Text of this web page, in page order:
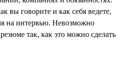
вы говорите и как себя ведете,
на интервью. Невозможно
так, как это можно сделать